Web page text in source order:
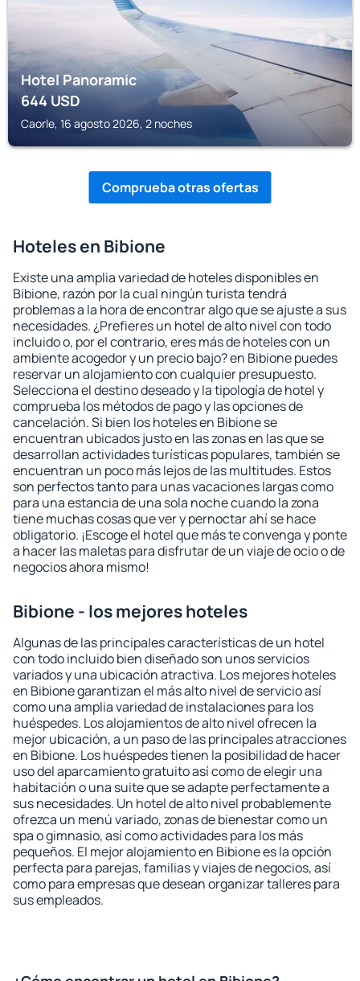
Hotel Panoramic
644USD
Caorle, 16 agosto 2026, 2 noches
Comprueba otras ofertas
Hoteles en Bibione
Existe una amplia variedad de hoteles disponibles en
Bibione, razón por la cual ningún turista tendrá
problemas a la hora de encontrar algo que se ajuste a sus
necesidades. ¿Prefieres un hotel de alto nivel con todo
incluido o, por el contrario, eres más de hoteles con un
ambiente acogedor y un precio bajo? en Bibione puedes
reservar un alojamiento con cualquier presupuesto.
Selecciona el destino deseado y la tipología de hotel y
comprueba los métodos de pago y las opciones de
cancelación. Si bien los hoteles en Bibione se
encuentran ubicados justo en las zonas en las que se
desarrollan actividades turísticas populares, también se
encuentran un poco más lejos de las multitudes. Estos
son perfectos tanto para unas vacaciones largas como
para una estancia de una sola noche cuando la zona
tiene muchas cosas que ver y pernoctar ahí se hace
obligatorio. ¡Escoge el hotel que más te convenga y ponte
a hacer las maletas para disfrutar de un viaje de ocio o de
negocios ahora mismo!
Bibione - los mejores hoteles
Algunas de las principales características de un hotel
con todo incluido bien diseñado son unos servicios
variados y una ubicación atractiva. Los mejores hoteles
en Bibione garantizan el más alto nivel de servicio así
como una amplia variedad de instalaciones para los
huéspedes. Los alojamientos de alto nivel ofrecen la
mejor ubicación, a un paso de las principales atracciones
en Bibione. Los huéspedes tienen la posibilidad de hacer
uso del aparcamiento gratuito así como de elegir una
habitación o una suite que se adapte perfectamente a
sus necesidades. Un hotel de alto nivel probablemente
ofrezca un menú variado, zonas de bienestar como un
spa o gimnasio, así como actividades para los más
pequeños. El mejor alojamiento en Bibione es la opción
perfecta para parejas, familias y viajes de negocios, así
como para empresas que desean organizar talleres para
sus empleados.